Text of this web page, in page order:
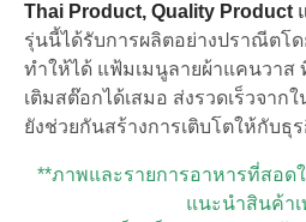
Thai Product, Quality Product
รุ่นนี้ได้รับการผลิตอย่างปราณีตโด
ทำให้ได้ แฟ้มเมนูลายผ้าแคนวาส
เติมสต๊อกได้เสมอ ส่งรวดเร็วจา
ยังช่วยกันสร้างการเติบโตให้กับธุ
**ภาพและรายการอาหารที่สอด
แนะนำสินค้า